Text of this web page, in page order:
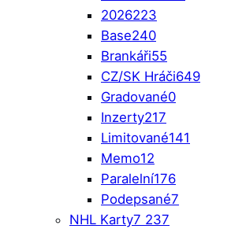
2026223
Base240
Brankáři55
CZ/SK Hráči649
Gradované0
Inzerty217
Limitované141
Memo12
Paralelní176
Podepsané7
NHL Karty7 237